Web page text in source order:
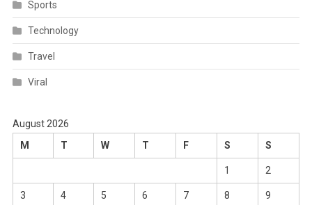
Sports
Technology
Travel
Viral
August 2026
M
T W T F S S
1 2
3 4 5 6 7 8 9